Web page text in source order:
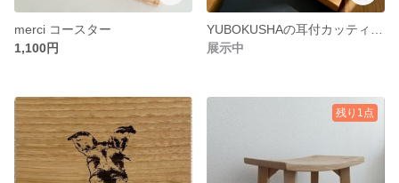
merci コースター
1,100円
展示中
残り1点